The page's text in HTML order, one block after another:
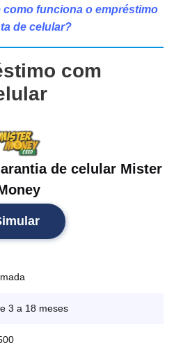
como funciona o empréstimo
de celular?
com
de celular Mister
3 a 18 meses